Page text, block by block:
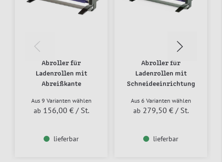
Abroller für
Ladenrollen mit
Abreißkante
Aus 9 Varianten wählen
ab 156,00 € / St.
lieferbar
Abroller für
Ladenrollen mit
Schneideeinrichtung
Aus 6 Varianten wählen
ab 279,50 € / St.
lieferbar